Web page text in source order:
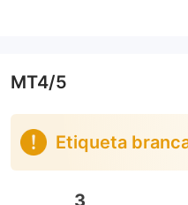
MT4/5
Etiqueta
3